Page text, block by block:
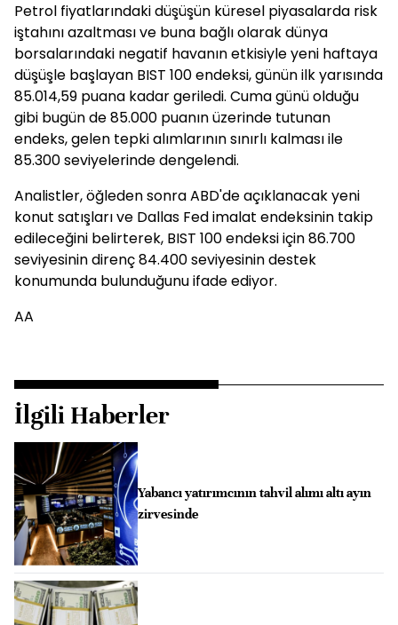
Petrol fiyatlarındaki düşüşün küresel piyasalarda risk
iştahını azaltması ve buna bağlı olarak dünya
borsalarındaki negatif havanın etkisiyle yeni haftaya
düşüşle başlayan BIST 100 endeksi, günün ilk yarısında
85.014,59 puana kadar geriledi. Cuma günü olduğu
gibi bugün de 85.000 puanın üzerinde tutunan
endeks, gelen tepki alımlarının sınırlı kalması ile
85.300 seviyelerinde dengelendi.
Analistler, öğleden sonra ABD'de açıklanacak yeni
konut satışları ve Dallas Fed imalat endeksinin takip
edileceğini belirterek, BIST 100 endeksi için 86.700
seviyesinin direnç 84.400 seviyesinin destek
konumunda bulunduğunu ifade ediyor.
AA
İlgili Haberler
Yabancı yatırımcının tahvil alımı altı ayın
zirvesinde